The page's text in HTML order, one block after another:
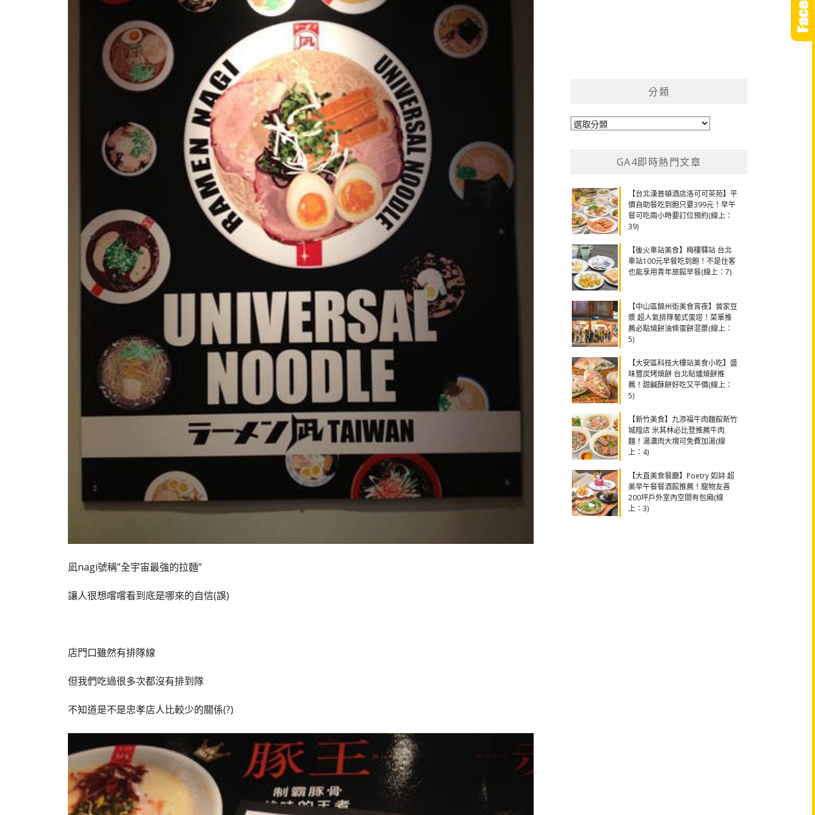
凪nagi號稱”全宇宙最強的拉麵”
讓人很想嚐嚐看到底是哪來的自信(誤)
店門口雖然有排隊線
但我們吃過很多次都沒有排到隊
不知道是不是忠孝店人比較少的關係(?)
分類
分
GA4即時熱門文章
【台北漢普頓酒店洛可可茶苑】平
價自助餐吃到飽只要399元！早午
餐可吃兩小時要訂位預約(線上：
39)
【後火車站美食】梅樓驛站 台北
車站100元早餐吃到飽！不是住客
也能享用青年旅館早餐(線上：7)
【中山區錦州街美食宵夜】曾家豆
漿 超人氣排隊葡式蛋塔！菜單推
薦必點燒餅油條蛋餅混漿(線上：
5)
【大安區科技大樓站美食小吃】盛
味豐炭烤燒餅 台北貼爐燒餅推
薦！甜鹹酥餅好吃又平價(線上：
5)
【新竹美食】九添福牛肉麵館新竹
城隍店 米其林必比登推薦牛肉
麵！湯濃肉大塊可免費加湯(線
上：4)
【大直美食餐廳】Poetry 如詩 超
美早午餐餐酒館推薦！寵物友善
200坪戶外室內空間有包廂(線
上：3)